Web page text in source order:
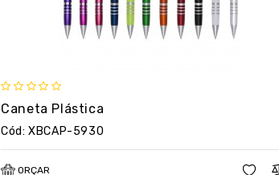
Caneta Plástica
Cód: XBCAP-5930
ORÇAR